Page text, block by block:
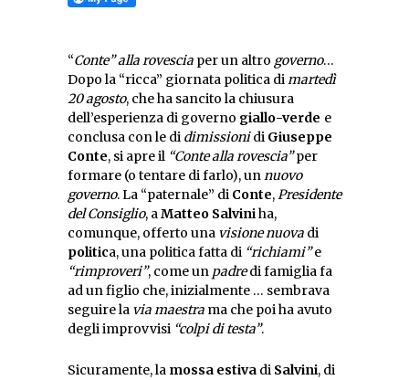
“Conte” alla rovescia per un altro governo…
Dopo la “ricca” giornata politica dimartedì
20 agosto, che ha sancito la chiusura
dell’esperienza di governo giallo-verde e
conclusa con le di dimissionidi Giuseppe
Conte, si apre il “Conte alla rovescia”per
formare (o tentare di farlo), unnuovo
governo. La “paternale” di Conte,Presidente
del Consiglio, aMatteo Salviniha,
comunque, offerto una visione nuova di
politica, una politica fatta di “richiami”e
“rimproveri”, come un padredi famiglia fa
ad un figlio che, inizialmente … sembrava
seguire la via maestra ma che poi ha avuto
degli improvvisi “colpi di testa”.
Sicuramente, la mossa estiva di Salvini, di